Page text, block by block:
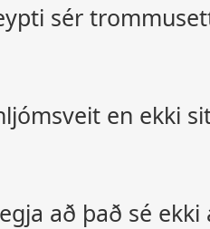
sér
en ekki
að það sé ekki